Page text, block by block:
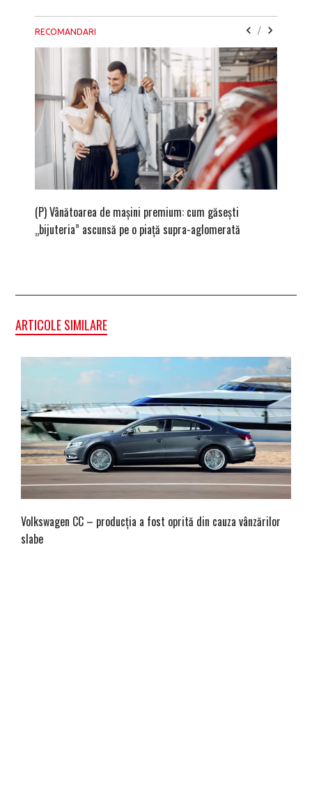
RECOMANDARI /
(P) Vânătoarea de mașini premium: cum găsești
„bijuteria” ascunsă pe o piață supra-aglomerată
ARTICOLE SIMILARE
Volkswagen CC – producția a fost oprită din cauza vânzărilor
slabe